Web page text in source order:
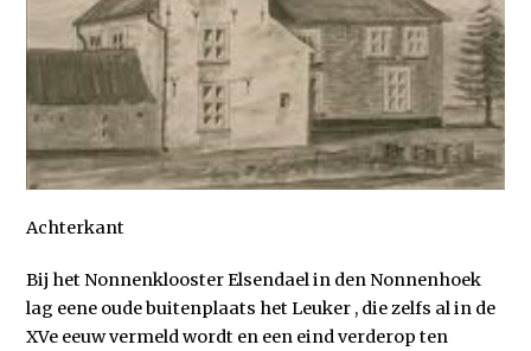
Achterkant
Bij het Nonnenklooster Elsendael in den Nonnenhoek
lag eene oude buitenplaats het Leuker , die zelfs al in de
XVe eeuw vermeld wordt en een eind verderop ten